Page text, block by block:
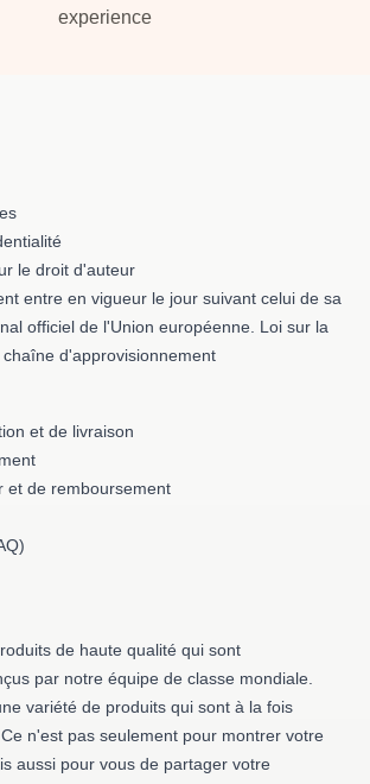
experience
le droit d'auteur
entre en vigueur le jour suivant celui de sa
officiel de l'Union européenne. Loi sur la
d'approvisionnement
et de livraison
et de remboursement
de haute qualité qui sont
par notre équipe de classe mondiale.
variété de produits qui sont à la fois
n'est pas seulement pour montrer votre
aussi pour vous de partager votre